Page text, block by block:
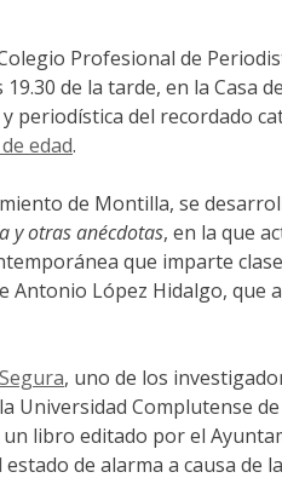
Profesional de
de la tarde, en la Casa
del recordado
edad.
de Montilla, se
y otras anécdotas, en la que
que imparte
López Hidalgo, que
, uno de los
Universidad Complutense
un libro editado por el
de alarma a causa de